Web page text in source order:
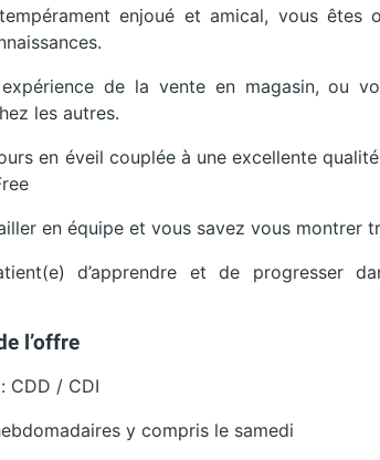
enjoué et amical, vous
de la vente en magasin, ou
les autres.
en éveil couplée à une excellente
en équipe et vous savez vous montrer
d’apprendre et de progresser
l’offre
CDD / CDI
y compris le samedi